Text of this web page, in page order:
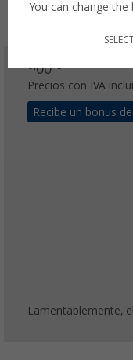
00
Precios con IVA
Recibe un bonus
Lamentablemente,
You can change